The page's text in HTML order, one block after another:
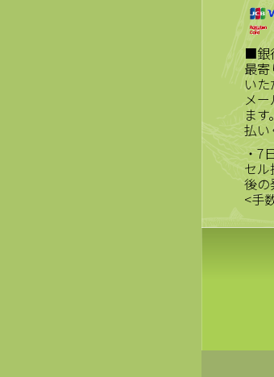
■銀
最寄
いた
メ
ま
払い
・7
セ
後の
<手